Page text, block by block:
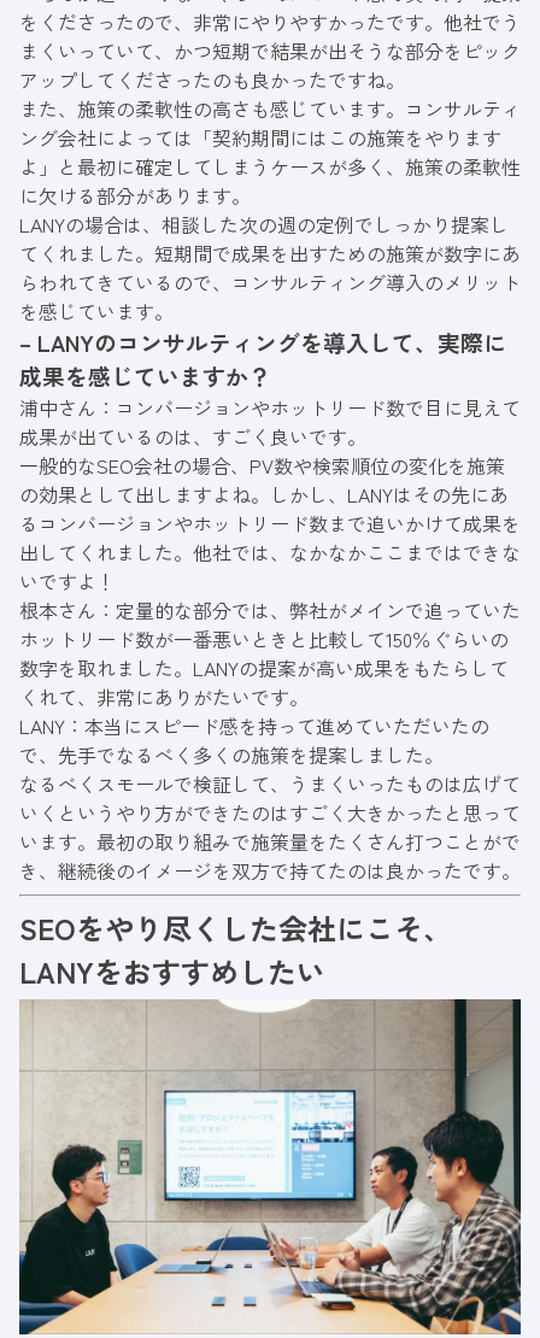
をくださったので、非常にやりやすかったです。他社でう
まくいっていて、かつ短期で結果が出そうな部分をピック
アップしてくださったのも良かったですね。
また、施策の柔軟性の高さも感じています。コンサルティ
ング会社によっては「契約期間にはこの施策をやります
よ」と最初に確定してしまうケースが多く、施策の柔軟性
に欠ける部分があります。
LANYの場合は、相談した次の週の定例でしっかり提案し
てくれました。短期間で成果を出すための施策が数字にあ
らわれてきているので、コンサルティング導入のメリット
を感じています。
– LANYのコンサルティングを導入して、実際に
成果を感じていますか？
浦中さん：コンバージョンやホットリード数で目に見えて
成果が出ているのは、すごく良いです。
一般的なSEO会社の場合、PV数や検索順位の変化を施策
の効果として出しますよね。しかし、LANYはその先にあ
るコンバージョンやホットリード数まで追いかけて成果を
出してくれました。他社では、なかなかここまではできな
いですよ！
根本さん：定量的な部分では、弊社がメインで追っていた
ホットリード数が一番悪いときと比較して150％ぐらいの
数字を取れました。LANYの提案が高い成果をもたらして
くれて、非常にありがたいです。
LANY：本当にスピード感を持って進めていただいたの
で、先手でなるべく多くの施策を提案しました。
なるべくスモールで検証して、うまくいったものは広げて
いくというやり方ができたのはすごく大きかったと思って
います。最初の取り組みで施策量をたくさん打つことがで
き、継続後のイメージを双方で持てたのは良かったです。
SEOをやり尽くした会社にこそ、
LANYをおすすめしたい